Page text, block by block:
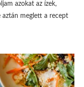
azokat az ízek,
aztán meglett a recept